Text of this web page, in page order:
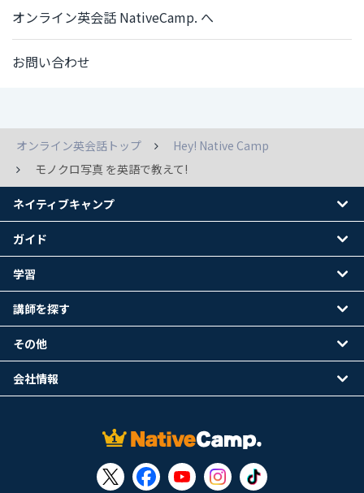
オンライン英会話 NativeCamp. へ
お問い合わせ
オンライン英会話トップ
Hey! Native Camp
モノクロ写真 を英語で教えて!
ネイティブキャンプ
ガイド
学習
講師を探す
その他
会社情報